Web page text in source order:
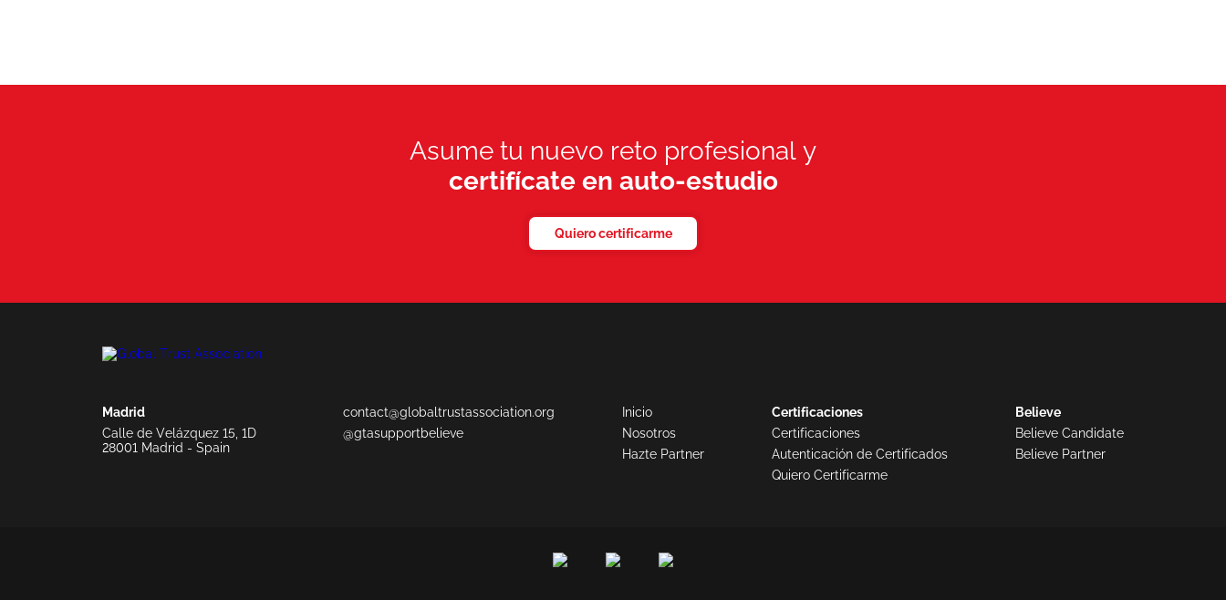
Asume tu nuevo reto profesional y
certifícate en auto-estudio
Quiero certificarme
Madrid
Calle de Velázquez 15, 1D
28001 Madrid - Spain
contact@globaltrustassociation.org
@gtasupportbelieve
Inicio
Nosotros
Hazte Partner
Certificaciones
Certificaciones
Autenticación de Certificados
Quiero Certificarme
Believe
Believe Candidate
Believe Partner